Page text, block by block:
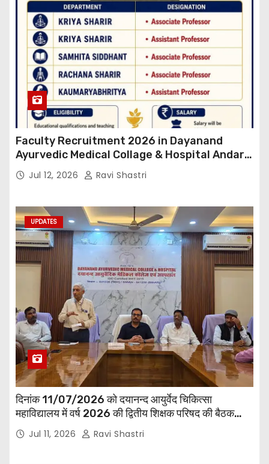
Faculty Recruitment 2026 in Dayanand
Ayurvedic Medical Collage & Hospital Andar
Road ,Siwan
Jul 12, 2026 Ravi Shastri
UPDATES
दिनांक 11/07/2026 को दयानन्द आयुर्वेद चिकित्सा
महाविद्यालय में वर्ष 2026 की द्वितीय शिक्षक परिषद की बैठक
प्राचार्य की अध्यक्षता में हुई। बैठक मे महाविद्यालय सभी
विभागाध्यक्ष एवं शिक्षक सम्मिलित हुए।
Jul 11, 2026 Ravi Shastri